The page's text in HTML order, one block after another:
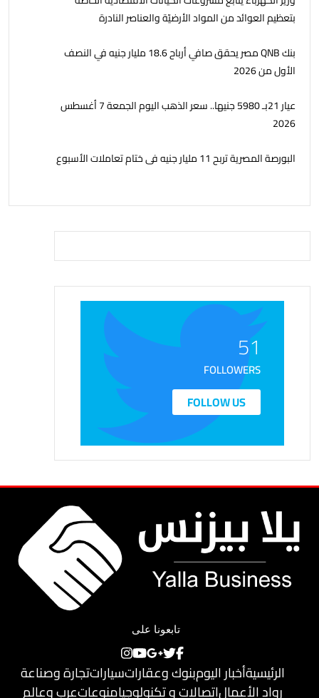
بتعظيم العوائد من المواد الأرضيّة والعناصر النادرة
بنك QNB مصر يحقق صافي أرباح 18.6 مليار جنيه في النصف
الأول من 2026
عيار 21بـ 5980 جنيها.. سعر الذهب اليوم الجمعة 7 أغسطس
2026
البورصة المصرية تربح 11 مليار جنيه فى ختام تعاملات الأسبوع
51
FOLLOWERS
FOLLOW US
تابعونا على
الرئيسيةأخبار اليومبنوك وعقاراتسياراتتجارة وصناعة
رواد الأعمالاتصالات و تكنولوجيامنوعاتعرب وعالم